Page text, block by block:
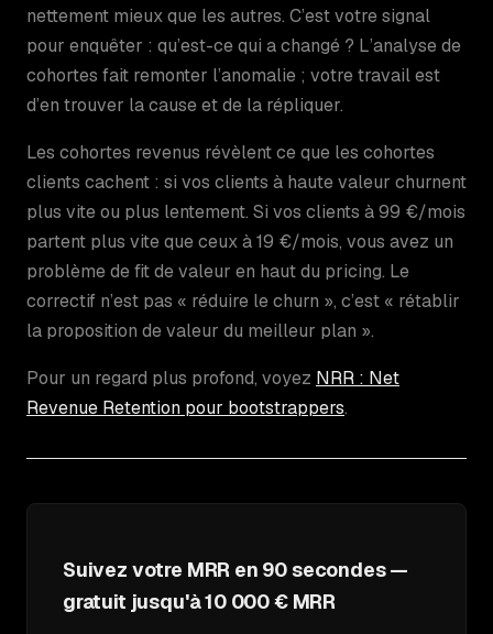
nettement mieux que les autres. C’est votre signal
pour enquêter : qu’est-ce qui a changé ? L’analyse de
cohortes fait remonter l’anomalie ; votre travail est
d’en trouver la cause et de la répliquer.
Les cohortes revenus révèlent ce que les cohortes
clients cachent : si vos clients à haute valeur churnent
plus vite ou plus lentement. Si vos clients à 99 €/mois
partent plus vite que ceux à 19 €/mois, vous avez un
problème de fit de valeur en haut du pricing. Le
correctif n’est pas « réduire le churn », c’est « rétablir
la proposition de valeur du meilleur plan ».
Pour un regard plus profond, voyez NRR : Net
Revenue Retention pour bootstrappers.
Suivez votre MRR en 90 secondes —
gratuit jusqu'à 10 000 € MRR